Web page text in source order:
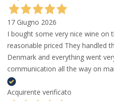
17 Giugno 2026
I bought some very nice wine on
reasonable priced They handled
Denmark and everything went
communication all the way on
Acquirente verificato